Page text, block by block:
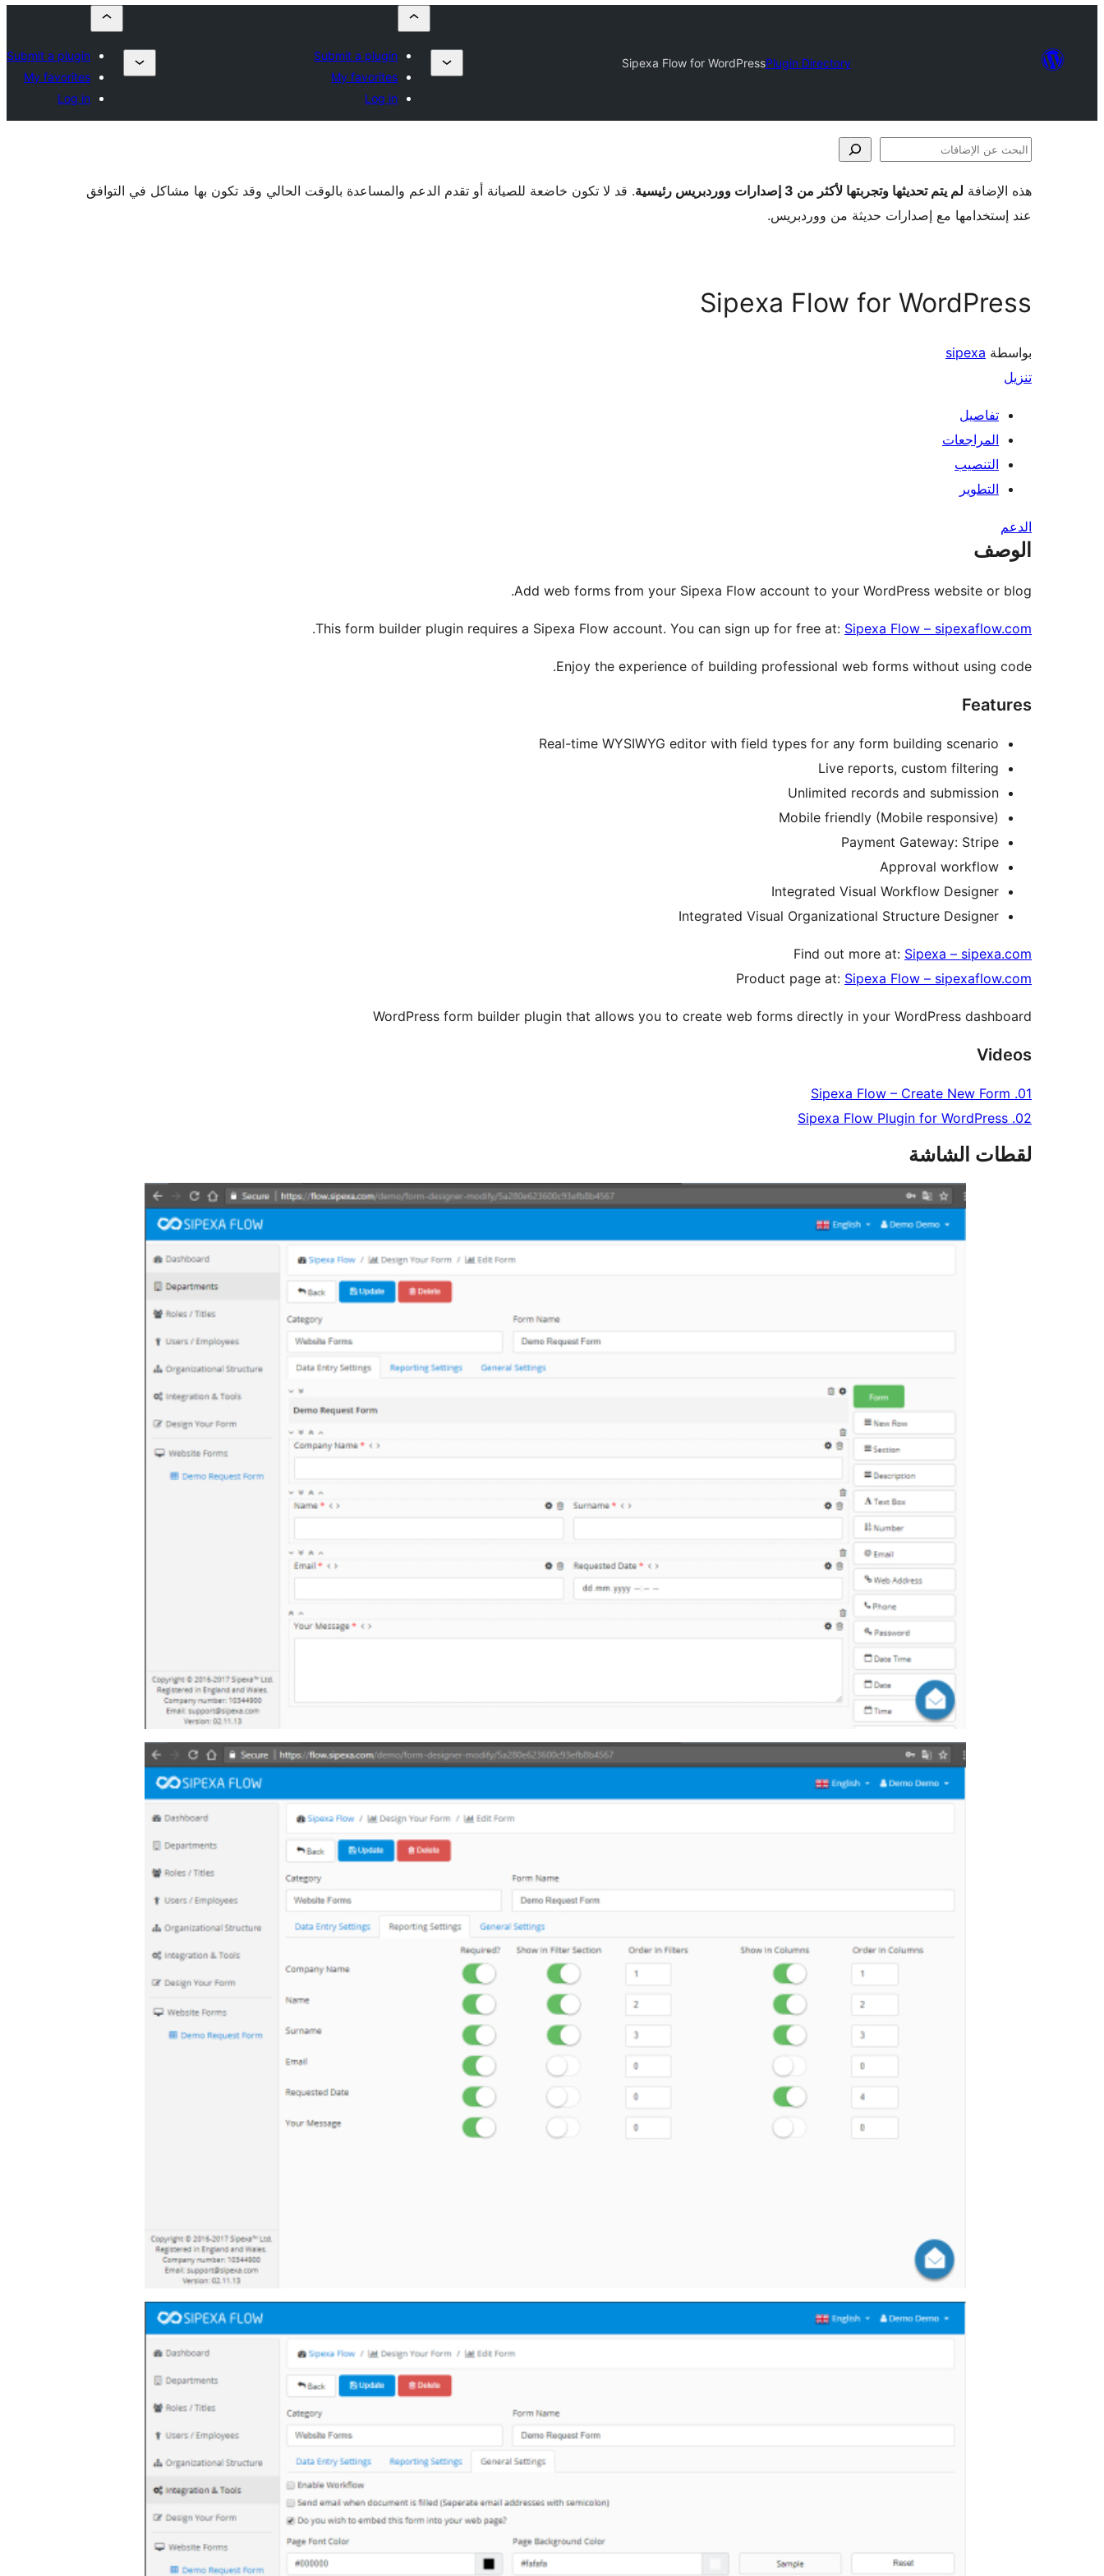
Plugin Directory
Sipexa Flow for WordPress
Submit a plugin
My favorites
Log in
Submit a plugin
My favorites
Log in
البحث
الإضافات
هذه الإضافة لم يتم تحديثها وتجربتها لأكثر من 3 إصدارات ووردبريس رئيسية
. قد لا تكون خاضعة للصيانة أو تقدم الدعم والمساعدة بالوقت الحالي وقد تكون بها مشاكل في التوافق
عند إستخدامها مع إصدارات حديثة من ووردبريس.
Sipexa Flow for WordPress
بواسطة sipexa
تنزيل
تفاصيل
المراجعات
التنصيب
التطوير
الدعم
الوصف
Add web forms from your Sipexa Flow account to your WordPress website or blog.
This form builder plugin requires a Sipexa Flow account. You can sign up for free at: Sipexa Flow – sipexaflow.com
.
Enjoy the experience of building professional web forms without using code.
Features
Real-time WYSIWYG editor with field types for any form building scenario
Live reports, custom filtering
Unlimited records and submission
Mobile friendly (Mobile responsive)
Payment Gateway: Stripe
Approval workflow
Integrated Visual Workflow Designer
Integrated Visual Organizational Structure Designer
Find out more at: Sipexa – sipexa.com
Product page at: Sipexa Flow – sipexaflow.com
WordPress form builder plugin that allows you to create web forms directly in your WordPress dashboard
Videos
01. Sipexa Flow – Create New Form
02. Sipexa Flow Plugin for WordPress
لقطات الشاشة